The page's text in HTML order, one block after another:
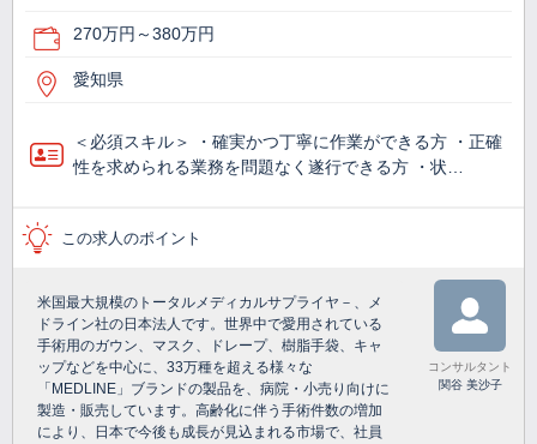
270万円～380万円
愛知県
＜必須スキル＞ ・確実かつ丁寧に作業ができる方 ・正確
性を求められる業務を問題なく遂行できる方 ・状…
この求人のポイント
米国最大規模のトータルメディカルサプライヤ－、メ
ドライン社の日本法人です。世界中で愛用されている
手術用のガウン、マスク、ドレープ、樹脂手袋、キャ
ップなどを中心に、33万種を超える様々な
「MEDLINE」ブランドの製品を、病院・小売り向けに
製造・販売しています。高齢化に伴う手術件数の増加
により、日本で今後も成長が見込まれる市場で、社員
コンサルタント
関谷 美沙子